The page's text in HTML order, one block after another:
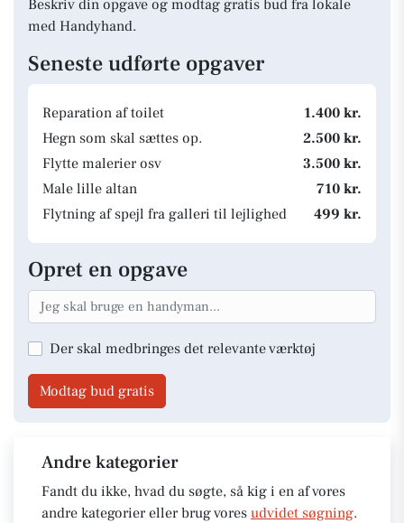
Beskriv din opgave og modtag gratis bud fra lokale
med Handyhand.
Seneste udførte opgaver
Reparation af toilet
1.400 kr.
Hegn som skal sættes op.
2.500 kr.
Flytte malerier osv
3.500 kr.
Male lille altan
710 kr.
Flytning af spejl fra galleri til lejlighed
499 kr.
Opret en opgave
Der skal medbringes det relevante værktøj
Modtag bud gratis
Andre kategorier
Fandt du ikke, hvad du søgte, så kig i en af vores
andre kategorier eller brug vores udvidet søgning.